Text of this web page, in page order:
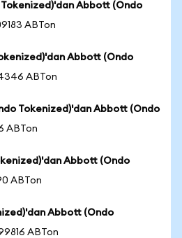
Abbott (Ondo
ABTon
Abbott (Ondo
ABTon
Tokenized)'dan Abbott (Ondo
ABTon
Abbott (Ondo
ABTon
Abbott (Ondo
ABTon